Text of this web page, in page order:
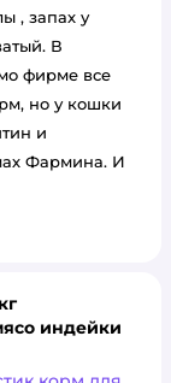
, запах у
В
фирме все
но у кошки
и
Фармина. И
индейки